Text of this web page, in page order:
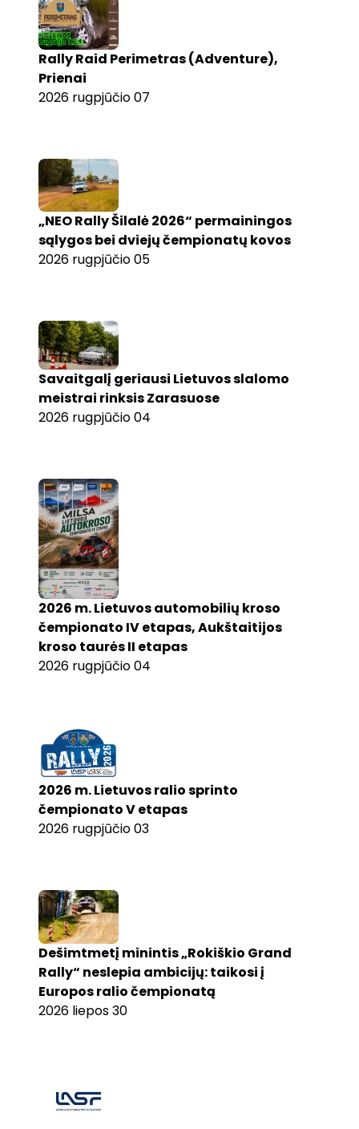
Rally Raid Perimetras (Adventure),
Prienai
2026 rugpjūčio 07
„NEO Rally Šilalė 2026“ permainingos
sąlygos bei dviejų čempionatų kovos
2026 rugpjūčio 05
Savaitgalį geriausi Lietuvos slalomo
meistrai rinksis Zarasuose
2026 rugpjūčio 04
2026 m. Lietuvos automobilių kroso
čempionato IV etapas, Aukštaitijos
kroso taurės II etapas
2026 rugpjūčio 04
2026 m. Lietuvos ralio sprinto
čempionato V etapas
2026 rugpjūčio 03
Dešimtmetį minintis „Rokiškio Grand
Rally“ neslepia ambicijų: taikosi į
Europos ralio čempionatą
2026 liepos 30